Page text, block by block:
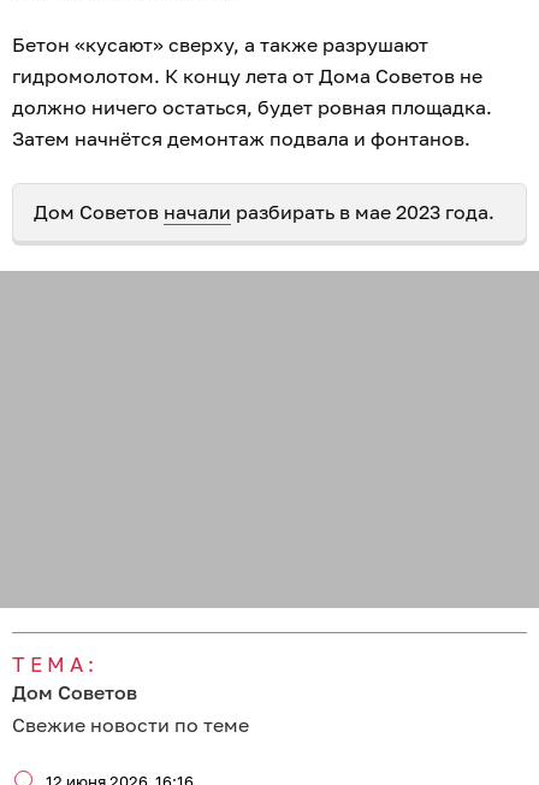
Бетон «кусают» сверху, а также разрушают
гидромолотом. К концу лета от Дома Советов не
должно ничего остаться, будет ровная площадка.
Затем начнётся демонтаж подвала и фонтанов.
Дом Советов начали разбирать в мае 2023 года.
ТЕМА:
Дом Советов
Свежие новости по теме